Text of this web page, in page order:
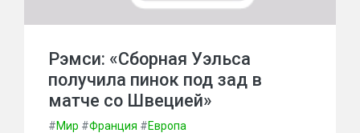
Рэмси: «Сборная Уэльса
получила пинок под зад в
матче со Швецией»
#Мир #Франция #Европа